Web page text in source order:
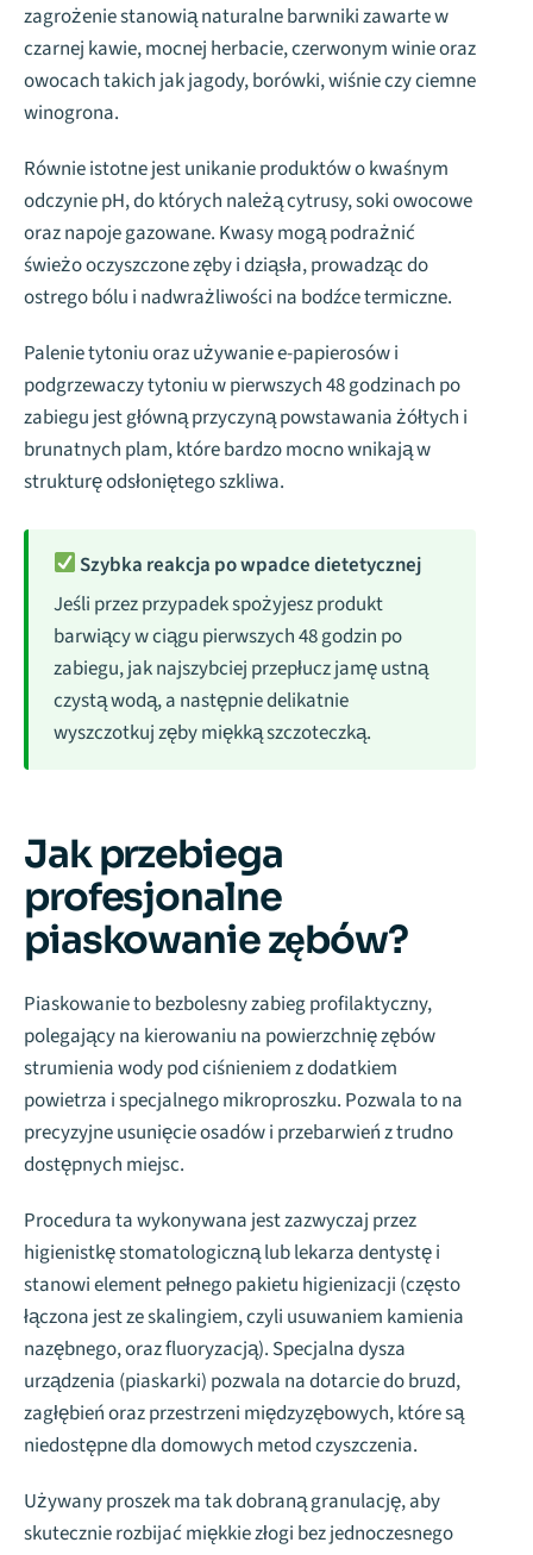
zagrożenie stanowią naturalne barwniki zawarte w
czarnej kawie, mocnej herbacie, czerwonym winie oraz
owocach takich jak jagody, borówki, wiśnie czy ciemne
winogrona.
Równie istotne jest unikanie produktów o kwaśnym
odczynie pH, do których należą cytrusy, soki owocowe
oraz napoje gazowane. Kwasy mogą podrażnić
świeżo oczyszczone zęby i dziąsła, prowadząc do
ostrego bólu i nadwrażliwości na bodźce termiczne.
Palenie tytoniu oraz używanie e-papierosów i
podgrzewaczy tytoniu w pierwszych 48 godzinach po
zabiegu jest główną przyczyną powstawania żółtych i
brunatnych plam, które bardzo mocno wnikają w
strukturę odsłoniętego szkliwa.
Szybka reakcja po wpadce dietetycznej
Jeśli przez przypadek spożyjesz produkt
barwiący w ciągu pierwszych 48 godzin po
zabiegu, jak najszybciej przepłucz jamę ustną
czystą wodą, a następnie delikatnie
wyszczotkuj zęby miękką szczoteczką.
Jak przebiega
profesjonalne
piaskowanie zębów?
Piaskowanie to bezbolesny zabieg profilaktyczny,
polegający na kierowaniu na powierzchnię zębów
strumienia wody pod ciśnieniem z dodatkiem
powietrza i specjalnego mikroproszku. Pozwala to na
precyzyjne usunięcie osadów i przebarwień z trudno
dostępnych miejsc.
Procedura ta wykonywana jest zazwyczaj przez
higienistkę stomatologiczną lub lekarza dentystę i
stanowi element pełnego pakietu higienizacji (często
łączona jest ze skalingiem, czyli usuwaniem kamienia
nazębnego, oraz fluoryzacją). Specjalna dysza
urządzenia (piaskarki) pozwala na dotarcie do bruzd,
zagłębień oraz przestrzeni międzyzębowych, które są
niedostępne dla domowych metod czyszczenia.
Używany proszek ma tak dobraną granulację, aby
skutecznie rozbijać miękkie złogi bez jednoczesnego